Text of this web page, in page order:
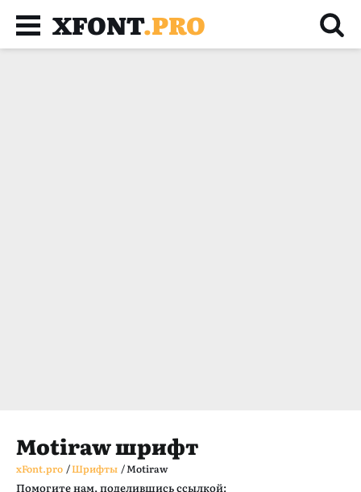
XFONT.PRO
Motiraw шрифт
xFont.pro /Шрифты /Motiraw
Помогите нам, поделившись ссылкой: